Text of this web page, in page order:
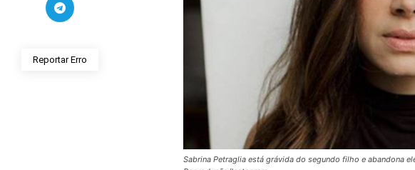
Reportar Erro
Sabrina Petraglia está grávida do segundo filho e abandona